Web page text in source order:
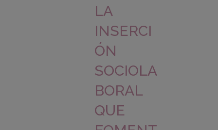
LA
INSERCI
ÓN
SOCIOLA
BORAL
QUE